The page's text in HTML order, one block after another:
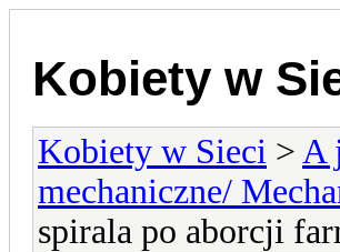
Kobiety w
Kobiety w Sieci > A
mechaniczne/
spirala po aborcji